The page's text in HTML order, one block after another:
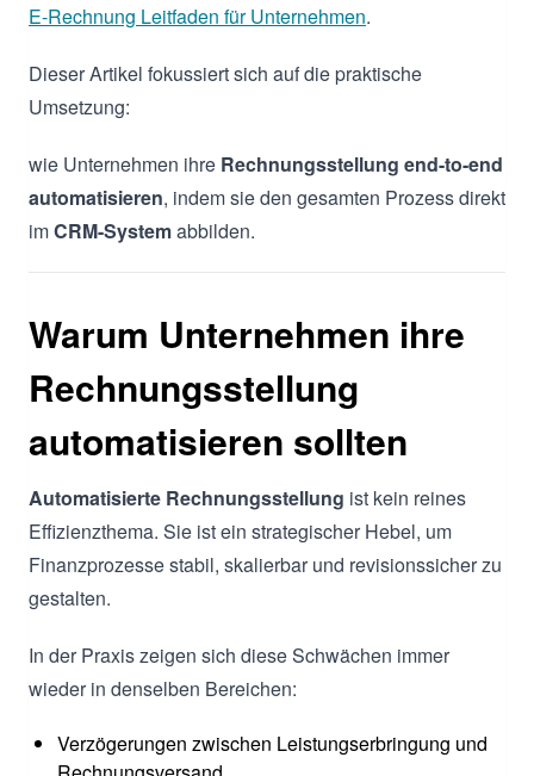
E-Rechnung Leitfaden für Unternehmen.
Dieser Artikel fokussiert sich auf die praktische
Umsetzung:
wie Unternehmen ihre Rechnungsstellung end-to-end
automatisieren, indem sie den gesamten Prozess direkt
imCRM-Systemabbilden.
Warum Unternehmen ihre
Rechnungsstellung
automatisieren sollten
Automatisierte Rechnungsstellung ist kein reines
Effizienzthema. Sie ist ein strategischer Hebel, um
Finanzprozesse stabil, skalierbar und revisionssicher zu
gestalten.
In der Praxis zeigen sich diese Schwächen immer
wieder in denselben Bereichen:
Verzögerungen zwischen Leistungserbringung und